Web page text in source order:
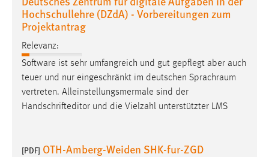
Hochschullehre (DZdA) - Vorbereitungen zum
Projektantrag
Relevanz:
Software ist sehr umfangreich und gut gepflegt aber auch
teuer und nur eingeschränkt im deutschen Sprachraum
vertreten. Alleinstellungsmermale sind der
Handschrifteditor und die Vielzahl unterstützter LMS
[PDF] OTH-Amberg-Weiden SHK-fur-ZGD